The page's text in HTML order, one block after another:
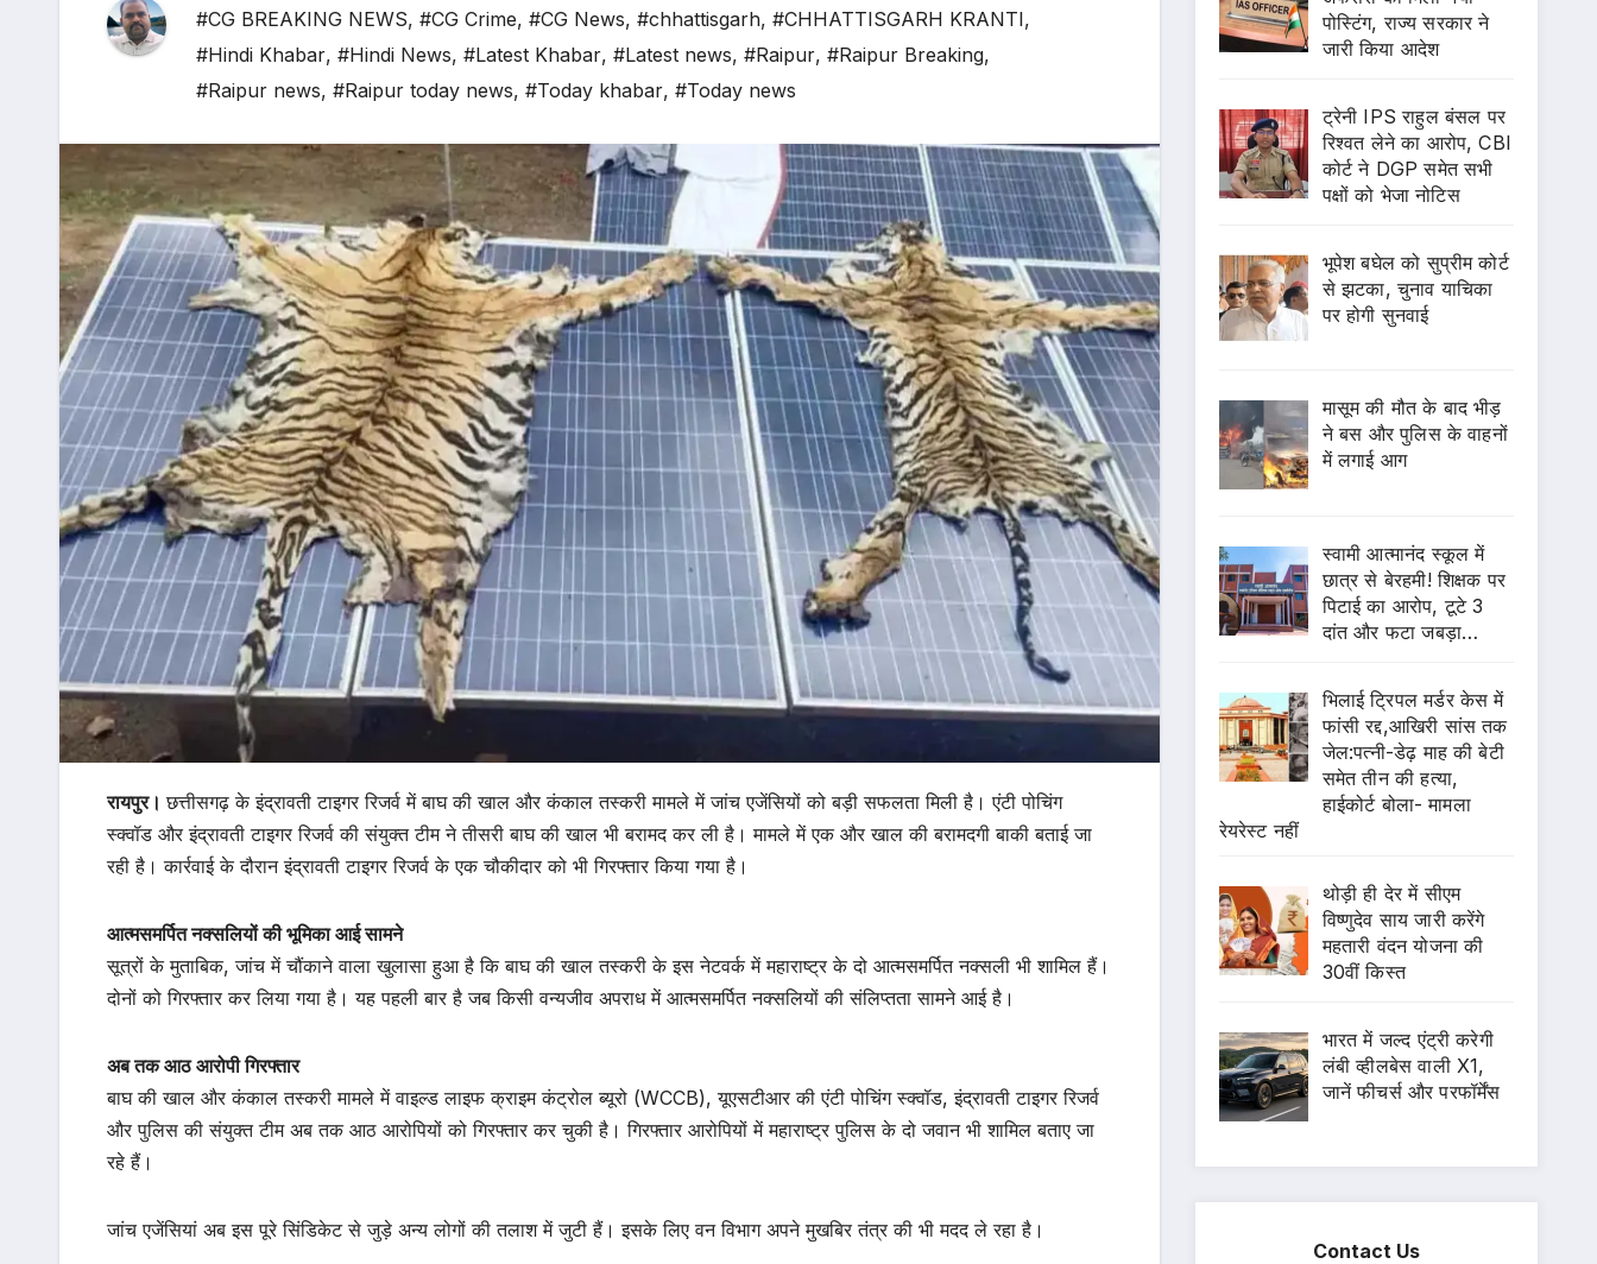
#CG BREAKING NEWS, #CG Crime, #CG News, #chhattisgarh, #CHHATTISGARH KRANTI,
#Hindi Khabar, #Hindi News, #Latest Khabar, #Latest news, #Raipur, #Raipur Breaking,
#Raipur news, #Raipur today news, #Today khabar, #Today news
रायपुर।छत्तीसगढ़ के इंद्रावती टाइगर रिजर्व में बाघ की खाल और कंकाल तस्करी मामले में जांच एजेंसियों को बड़ी सफलता मिली है। एंटी पोचिंग
स्क्वॉड और इंद्रावती टाइगर रिजर्व की संयुक्त टीम ने तीसरी बाघ की खाल भी बरामद कर ली है। मामले में एक और खाल की बरामदगी बाकी बताई जा
रही है। कार्रवाई के दौरान इंद्रावती टाइगर रिजर्व के एक चौकीदार को भी गिरफ्तार किया गया है।
आत्मसमर्पित नक्सलियों की भूमिका आई सामने
सूत्रों के मुताबिक, जांच में चौंकाने वाला खुलासा हुआ है कि बाघ की खाल तस्करी के इस नेटवर्क में महाराष्ट्र के दो आत्मसमर्पित नक्सली भी शामिल हैं।
दोनों को गिरफ्तार कर लिया गया है। यह पहली बार है जब किसी वन्यजीव अपराध में आत्मसमर्पित नक्सलियों की संलिप्तता सामने आई है।
अब तक आठ आरोपी गिरफ्तार
बाघ की खाल और कंकाल तस्करी मामले में वाइल्ड लाइफ क्राइम कंट्रोल ब्यूरो (WCCB), यूएसटीआर की एंटी पोचिंग स्क्वॉड, इंद्रावती टाइगर रिजर्व
और पुलिस की संयुक्त टीम अब तक आठ आरोपियों को गिरफ्तार कर चुकी है। गिरफ्तार आरोपियों में महाराष्ट्र पुलिस के दो जवान भी शामिल बताए जा
रहे हैं।
जांच एजेंसियां अब इस पूरे सिंडिकेट से जुड़े अन्य लोगों की तलाश में जुटी हैं। इसके लिए वन विभाग अपने मुखबिर तंत्र की भी मदद ले रहा है।
पोस्टिंग, राज्य सरकार ने
जारी किया आदेश
ट्रेनी IPS राहुल बंसल पर
रिश्वत लेने का आरोप, CBI
कोर्ट ने DGP समेत सभी
पक्षों को भेजा नोटिस
भूपेश बघेल को सुप्रीम कोर्ट
से झटका, चुनाव याचिका
पर होगी सुनवाई
मासूम की मौत के बाद भीड़
ने बस और पुलिस के वाहनों
में लगाई आग
स्वामी आत्मानंद स्कूल में
छात्र से बेरहमी! शिक्षक पर
पिटाई का आरोप, टूटे 3
दांत और फटा जबड़ा…
भिलाई ट्रिपल मर्डर केस में
फांसी रद्द,आखिरी सांस तक
जेल:पत्नी-डेढ़ माह की बेटी
समेत तीन की हत्या,
हाईकोर्ट बोला- मामला
रेयरेस्ट नहीं
थोड़ी ही देर में सीएम
विष्णुदेव साय जारी करेंगे
महतारी वंदन योजना की
30वीं किस्त
भारत में जल्द एंट्री करेगी
लंबी व्हीलबेस वाली X1,
जानें फीचर्स और परफॉर्मेंस
Contact Us